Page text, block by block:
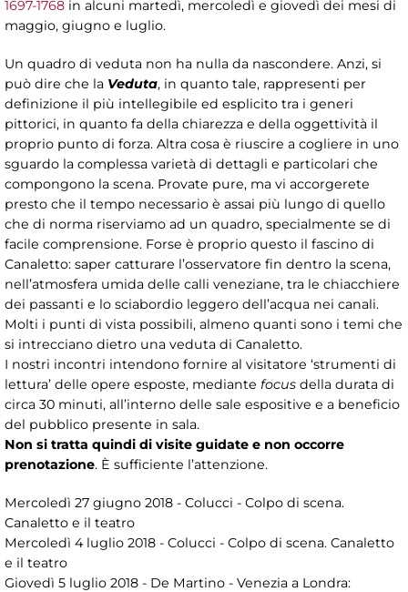
1697-1768 in alcuni martedì, mercoledì e giovedì dei mesi di
maggio, giugno e luglio.
Un quadro di veduta non ha nulla da nascondere. Anzi, si
può dire che la Veduta, in quanto tale, rappresenti per
definizione il più intellegibile ed esplicito tra i generi
pittorici, in quanto fa della chiarezza e della oggettività il
proprio punto di forza. Altra cosa è riuscire a cogliere in uno
sguardo la complessa varietà di dettagli e particolari che
compongono la scena. Provate pure, ma vi accorgerete
presto che il tempo necessario è assai più lungo di quello
che di norma riserviamo ad un quadro, specialmente se di
facile comprensione. Forse è proprio questo il fascino di
Canaletto: saper catturare l’osservatore fin dentro la scena,
nell’atmosfera umida delle calli veneziane, tra le chiacchiere
dei passanti e lo sciabordio leggero dell’acqua nei canali.
Molti i punti di vista possibili, almeno quanti sono i temi che
si intrecciano dietro una veduta di Canaletto.
I nostri incontri intendono fornire al visitatore ‘strumenti di
lettura’ delle opere esposte, mediante focus della durata di
circa 30 minuti, all’interno delle sale espositive e a beneficio
del pubblico presente in sala.
Non si tratta quindi di visite guidate e non occorre
prenotazione. È sufficiente l’attenzione.
Mercoledì 27 giugno 2018 - Colucci - Colpo di scena.
Canaletto e il teatro
Mercoledì 4 luglio 2018 - Colucci - Colpo di scena. Canaletto
e il teatro
Giovedì 5 luglio 2018 - De Martino - Venezia a Londra: